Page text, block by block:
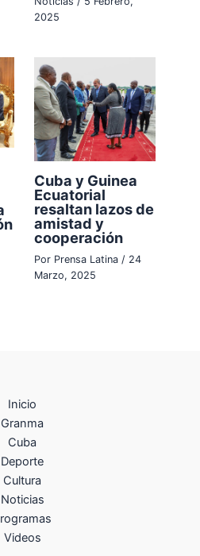
2025
Cuba y Guinea
Ecuatorial
resaltan lazos de
amistad y
cooperación
Por Prensa Latina / 24
Marzo, 2025
Inicio
Granma
Cuba
Deporte
Cultura
Noticias
Videos